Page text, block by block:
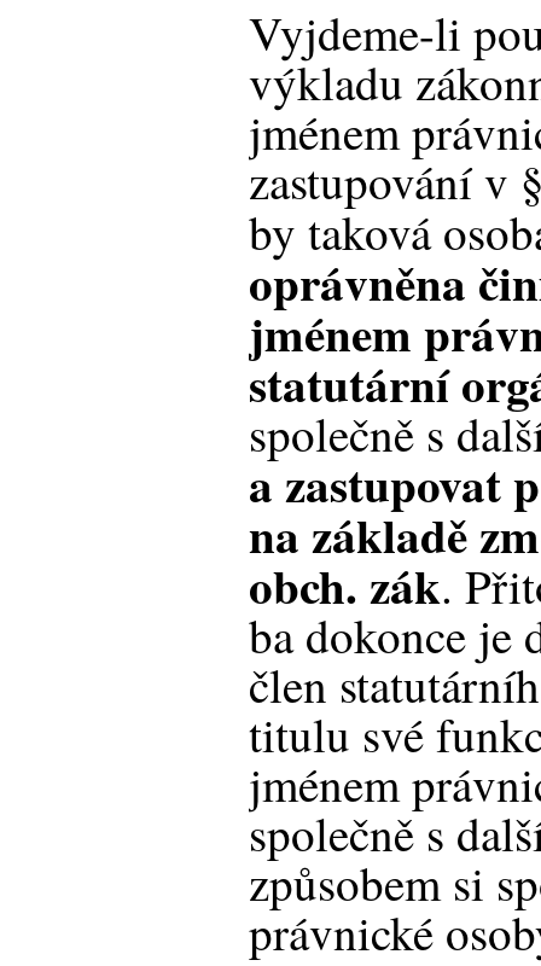
Vyjdeme-li
výkladu
jménem
zastupování v
by taková
oprávněna
jménem
statutární
společně s
a zastupovat
na základě
obch. zák.
ba dokonce je
člen
titulu své
jménem
společně s
způsobem si
právnické